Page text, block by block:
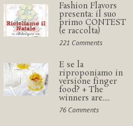
Fashion Flavors
presenta: il suo
primo CONTEST
(e raccolta)
221 Comments
E se la
riproponiamo in
versione finger
food? + The
winners are....
76 Comments